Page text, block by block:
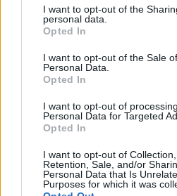
I want to opt-out of the
personal data.
Opted In
I want to opt-out of the Sale
Personal Data.
Opted In
I want to opt-out of
Personal Data for Targeted
Opted In
I want to opt-out of Collection,
Retention, Sale, and/or
Personal Data that Is
Purposes for which it was
A P
O
O D
O M
A
O M
O M
A
O D
S
S M
A